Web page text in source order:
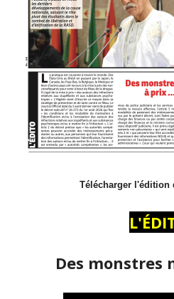
Télécharger l'édition
Des monstres